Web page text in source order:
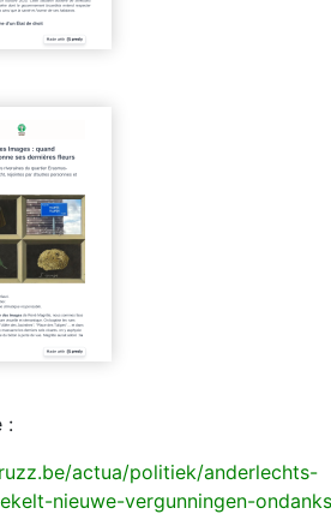
:
actua/politiek/anderlechts-
nieuwe-vergunningen-